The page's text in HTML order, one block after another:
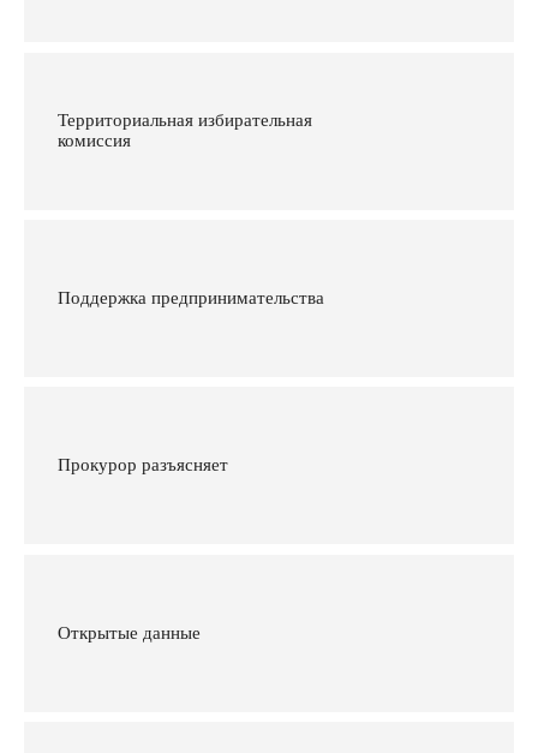
Территориальная избирательная
комиссия
Поддержка предпринимательства
Прокурор разъясняет
Открытые данные